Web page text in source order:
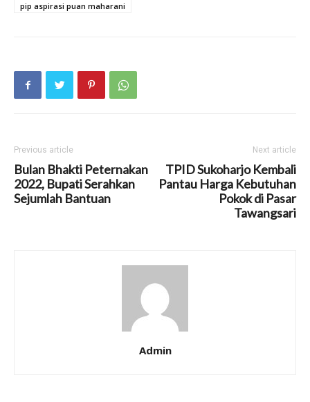
pip aspirasi puan maharani
Previous article
Bulan Bhakti Peternakan
2022, Bupati Serahkan
Sejumlah Bantuan
Next article
TPID Sukoharjo Kembali
Pantau Harga Kebutuhan
Pokok di Pasar
Tawangsari
Admin